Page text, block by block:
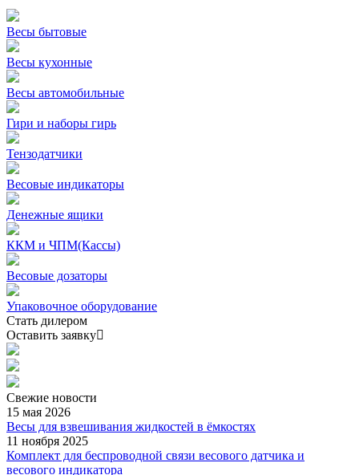
Весы бытовые
Весы кухонные
Весы автомобильные
Гири и наборы гирь
Тензодатчики
Весовые индикаторы
Денежные ящики
ККМ и ЧПМ(Кассы)
Весовые дозаторы
Упаковочное оборудование
Стать дилером
Оставить заявку
Свежие новости
15 мая 2026
Весы для взвешивания жидкостей в ёмкостях
11 ноября 2025
Комплект для беспроводной связи весового датчика и
весового индикатора